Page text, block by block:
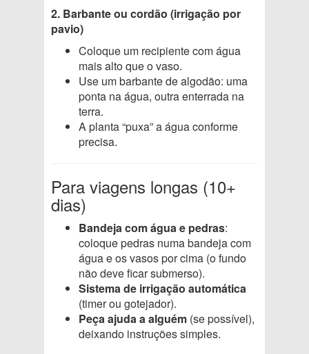
2. Barbante ou cordão (irrigação por
pavio)
Coloque um recipiente com água
mais alto que o vaso.
Use um barbante de algodão: uma
ponta na água, outra enterrada na
terra.
A planta “puxa” a água conforme
precisa.
Para viagens longas (10+
dias)
Bandeja com água e pedras:
coloque pedras numa bandeja com
água e os vasos por cima (o fundo
não deve ficar submerso).
Sistema de irrigação automática
(timer ou gotejador).
Peça ajuda a alguém (se possível),
deixando instruções simples.